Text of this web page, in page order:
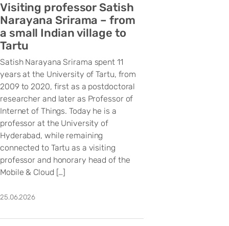
Visiting professor Satish
Narayana Srirama – from
a small Indian village to
Tartu
Satish Narayana Srirama spent 11
years at the University of Tartu, from
2009 to 2020, first as a postdoctoral
researcher and later as Professor of
Internet of Things. Today he is a
professor at the University of
Hyderabad, while remaining
connected to Tartu as a visiting
professor and honorary head of the
Mobile & Cloud […]
25.06.2026